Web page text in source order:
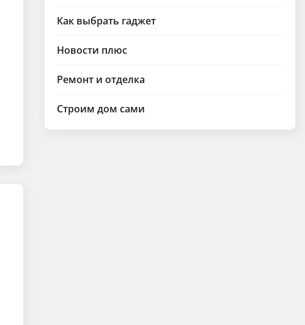
Как выбрать гаджет
Новости плюс
Ремонт и отделка
Строим дом сами